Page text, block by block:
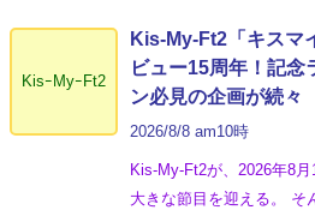
KisｰMyｰFt2
Kis-My-Ft2「キスマ
ビュー15周年！記念
ン必見の企画が続々
2026/8/8 am10時
Kis-My-Ft2が、2026年8
大きな節目を迎える。 そ